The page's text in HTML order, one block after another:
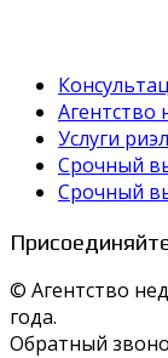
Агентство
Услуги
Срочный
Срочный
© Агентство
года.
Обратный